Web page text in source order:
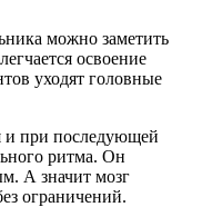
можно заметить
освоение
уходят головные
и при последующей
ритма. Он
А значит мозг
ограничений.